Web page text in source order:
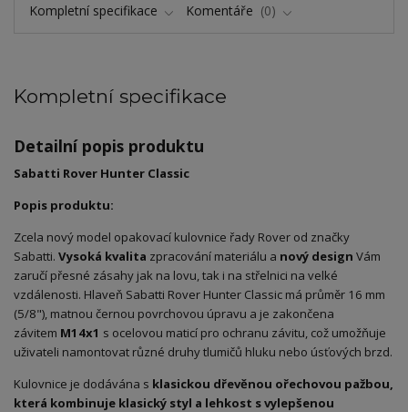
Kompletní specifikace Komentáře 0
Kompletní specifikace
Detailní popis produktu
Sabatti Rover Hunter Classic
Popis produktu:
Zcela nový model opakovací kulovnice řady Rover od značky
Sabatti. Vysoká kvalita zpracování materiálu a nový design Vám
zaručí přesné zásahy jak na lovu, tak i na střelnici na velké
vzdálenosti. Hlaveň Sabatti Rover Hunter Classic má průměr 16 mm
(5/8"), matnou černou povrchovou úpravu a je zakončena
závitem M14x1 s ocelovou maticí pro ochranu závitu, což umožňuje
uživateli namontovat různé druhy tlumičů hluku nebo úsťových brzd.
Kulovnice je dodávána s klasickou dřevěnou ořechovou pažbou,
která kombinuje klasický styl a lehkost s vylepšenou